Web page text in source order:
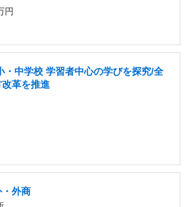
円
・中学校 学習者中心の学びを探究/全
革を推進
外商